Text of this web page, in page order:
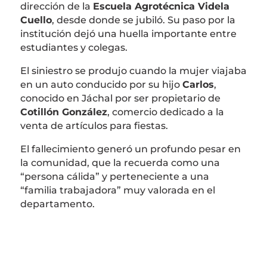
dirección de la Escuela Agrotécnica Videla
Cuello, desde donde se jubiló. Su paso por la
institución dejó una huella importante entre
estudiantes y colegas.
El siniestro se produjo cuando la mujer viajaba
en un auto conducido por su hijo Carlos,
conocido en Jáchal por ser propietario de
Cotillón González, comercio dedicado a la
venta de artículos para fiestas.
El fallecimiento generó un profundo pesar en
la comunidad, que la recuerda como una
“persona cálida” y perteneciente a una
“familia trabajadora” muy valorada en el
departamento.